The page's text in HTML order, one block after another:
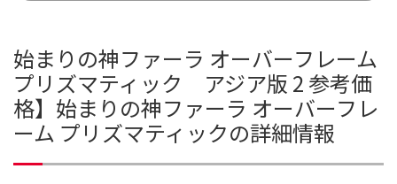
始まりの神ファーラ オーバーフレーム
プリズマティック アジア版 2 参考価
格】始まりの神ファーラ オーバーフレ
ーム プリズマティックの詳細情報